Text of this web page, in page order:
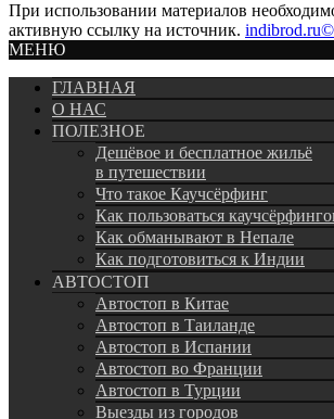
При использовании материалов
активную ссылку на источник. indibrod.ru©
МЕНЮ
ГЛАВНАЯ
О НАС
ПОЛЕЗНОЕ
Дешёвое и бесплатное жильё
в путешествии
Что такое Каучсёрфинг
Как пользоваться
Как обманывают в Непале
Как подготовиться к Индии
АВТОСТОП
Автостоп в Китае
Автостоп в Таиланде
Автостоп в Испании
Автостоп во Франции
Автостоп в Турции
Выезды из городов